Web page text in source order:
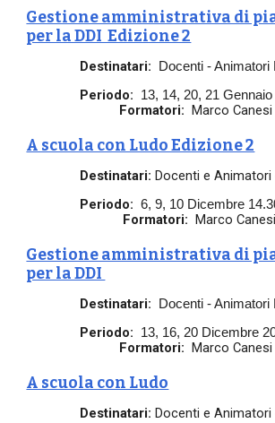
Gestione amministrativa di
per la DDI Edizione 2
Destinatari: Docenti - Animatori
Periodo: 13, 14, 20, 21
Formatori: Marco Canesi
A scuola con Ludo Edizione 2
Destinatari:Docenti e Animatori
Periodo: 6, 9, 10 Dicembre
Formatori: Marco Canesi
Gestione amministrativa di
per la DDI
Destinatari: Docenti - Animatori
Periodo: 13, 16, 20 Dicembre
Formatori: Marco Canesi
A scuola con Ludo
Destinatari:Docenti e Animatori